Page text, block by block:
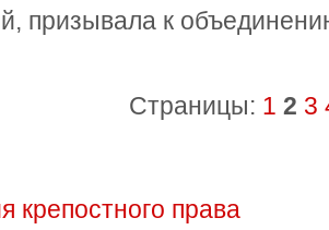
призывала к
Страницы: 1 2 3
крепостного права